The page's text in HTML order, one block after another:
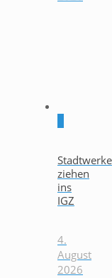
Stadtwerke
ziehen
ins
IGZ
4.
August
2026